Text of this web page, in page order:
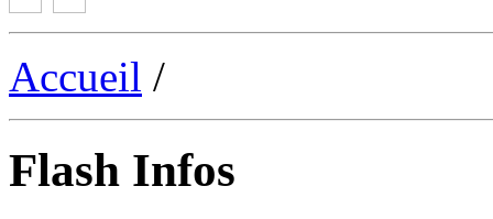
Accueil /
Flash Infos